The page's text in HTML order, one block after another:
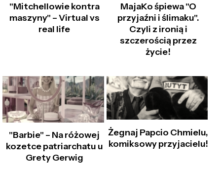
"Mitchellowie kontra
maszyny" – Virtual vs
real life
MajaKo śpiewa "O
przyjaźni i ślimaku".
Czyli z ironią i
szczerością przez
życie!
"Barbie" – Na różowej
kozetce patriarchatu u
Grety Gerwig
Żegnaj Papcio Chmielu,
komiksowy przyjacielu!